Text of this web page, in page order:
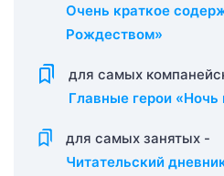
Очень краткое
Рождеством»
для самых
Главные герои
для самых занятых -
Читательский